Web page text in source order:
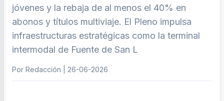
jóvenes y la rebaja de al menos el 40% en
abonos y títulos multiviaje. El Pleno impulsa
infraestructuras estratégicas como la terminal
intermodal de Fuente de San L
Por Redacción | 26-06-2026